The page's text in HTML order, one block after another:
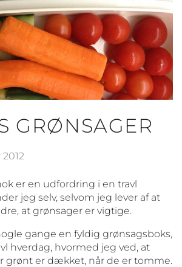
GRØNSAGER
er en udfordring i en travl
jeg selv, selvom jeg lever af at
at grønsager er vigtige.
gange en fyldig grønsagsboks,
hverdag, hvormed jeg ved, at
grønt er dækket, når de er tomme.